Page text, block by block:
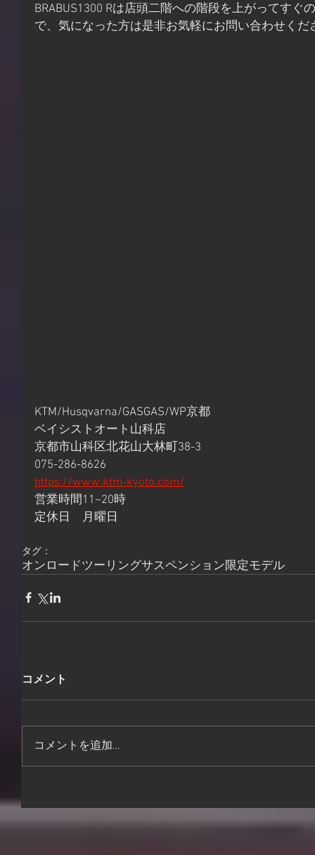
BRABUS1300 Rは店頭二階への階段を上がってすぐ
で、気になった方は是非お気軽にお問い合わせくだ
KTM/Husqvarna/GASGAS/WP京都
ベイシストオート山科店
京都市山科区北花山大林町38-3
075-286-8626
https://www.ktm-kyoto.com/
営業時間11~20時
定休日　月曜日
タグ：
オンロードツーリングサスペンション 限定モデル
コメント
コメントを追加…